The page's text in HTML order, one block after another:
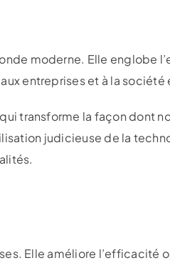
moderne. Elle englobe
entreprises et à la société
transforme la façon dont
judicieuse de la
Elle améliore l’efficacité